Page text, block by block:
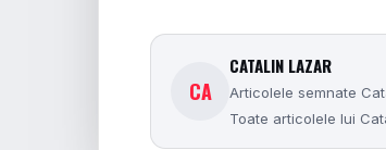
CA
CATALIN LAZAR
Articolele semnate
Toate articolele lui